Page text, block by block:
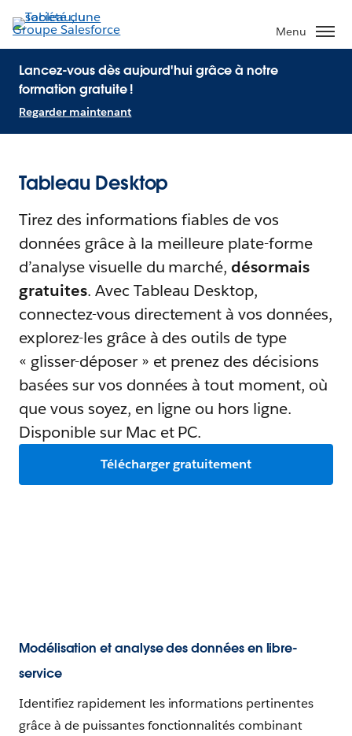
Menu
Lancez-vous dès aujourd'hui grâce à notre
formation gratuite !
Regarder maintenant
Tableau Desktop
Tirez des informations fiables de vos
données grâce à la meilleure plate-forme
d’analyse visuelle du marché, désormais
gratuites. Avec Tableau Desktop,
connectez-vous directement à vos données,
explorez-les grâce à des outils de type
« glisser-déposer » et prenez des décisions
basées sur vos données à tout moment, où
que vous soyez, en ligne ou hors ligne.
Disponible sur Mac et PC.
Télécharger gratuitement
Modélisation et analyse des données en libre-
service
Identifiez rapidement les informations pertinentes
grâce à de puissantes fonctionnalités combinant